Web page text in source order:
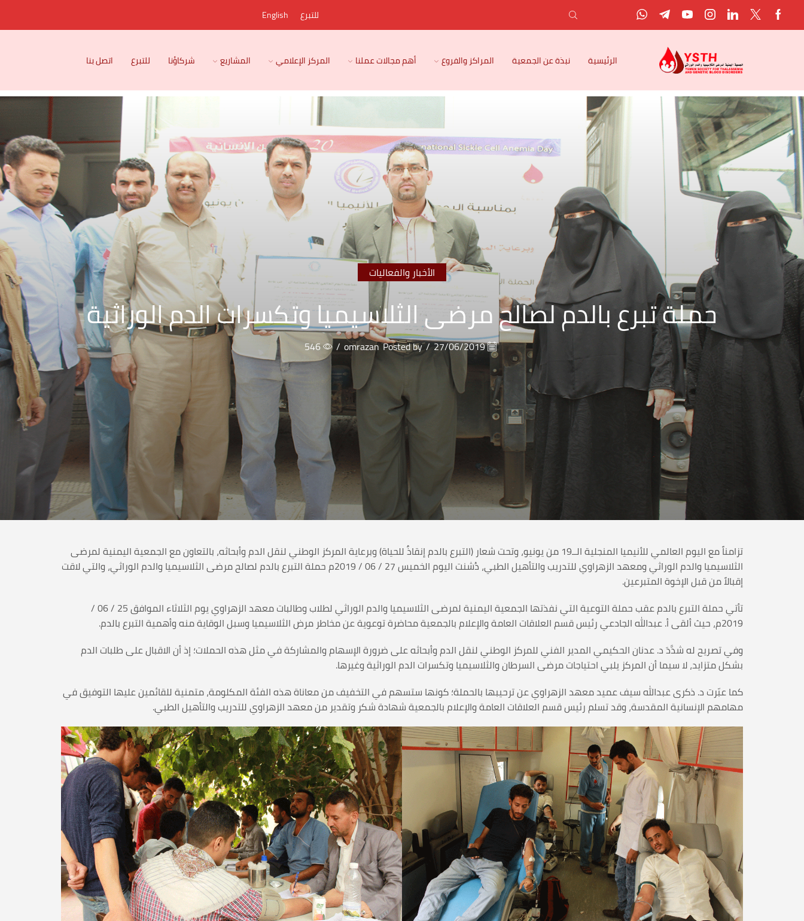
للتبرع English
الرئيسية نبذة عن الجمعية المراكز والفروع أهم مجالات عملنا المركز الإعلامي المشاريع شركاؤنا للتبرع اتصل بنا
الأخبار والفعاليات
حملة تبرع بالدم لصالح مرضى الثلاسيميا وتكسرات الدم الوراثية
27/06/2019
/
Posted by
omrazan
/
546
تزامناً مع اليوم العالمي للأنيميا المنجلية الــ19 من يونيو، وتحت شعار (التبرع بالدم إنقاذٌ للحياة) وبرعاية المركز الوطني لنقل الدم وأبحاثه، بالتعاون مع الجمعية اليمنية لمرضى
الثلاسيميا والدم الوراثي ومعهد الزهراوي للتدريب والتأهيل الطبي، دُشنت اليوم الخميس 27 / 06 / 2019م حملة التبرع بالدم لصالح مرضى الثلاسيميا والدم الوراثي، والتي لاقت
إقبالاً من قبل الإخوة المتبرعين.
تأتي حملة التبرع بالدم عقب حملة التوعية التي نفذتها الجمعية اليمنية لمرضى الثلاسيميا والدم الوراثي لطلاب وطالبات معهد الزهراوي يوم الثلاثاء الموافق 25 / 06 /
2019م، حيث ألقى أ. عبدالله الجادعي رئيس قسم العلاقات العامة والإعلام بالجمعية محاضرة توعوية عن مخاطر مرض الثلاسيميا وسبل الوقاية منه وأهمية التبرع بالدم.
وفي تصريح له شدَّدَ د. عدنان الحكيمي المدير الفني للمركز الوطني لنقل الدم وأبحاثه على ضرورة الإسهام والمشاركة في مثل هذه الحملات؛ إذ أن الاقبال على طلبات الدم
بشكل متزايد، لا سيما أن المركز يلبي احتياجات مرضى السرطان والثلاسيميا وتكسرات الدم الوراثية وغيرها.
كما عبّرت د. ذكرى عبدالله سيف عميد معهد الزهراوي عن ترحيبها بالحملة؛ كونها ستسهم في التخفيف من معاناة هذه الفئة المكلومة، متمنية للقائمين عليها التوفيق في
مهامهم الإنسانية المقدسة، وقد تسلم رئيس قسم العلاقات العامة والإعلام بالجمعية شهادة شكر وتقدير من معهد الزهراوي للتدريب والتأهيل الطبي.